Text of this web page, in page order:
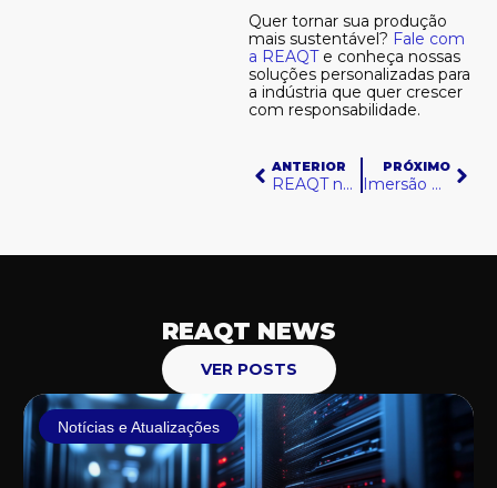
Quer tornar sua produção
mais sustentável? Fale com
a REAQTe conheça nossas
soluções personalizadas para
a indústria que quer crescer
com responsabilidade.
Anterior
ANTERIOR
REAQT na Exame: o modelo de gestão hídrica sustentável que virou referência
PRÓXIMO
Imersão em inovação: REAQT no seminário AZUD na Espanha
REAQT NEWS
VER POSTS
Notícias e Atualizações